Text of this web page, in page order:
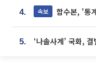
4. 속보 합수본, '통계 조
5.